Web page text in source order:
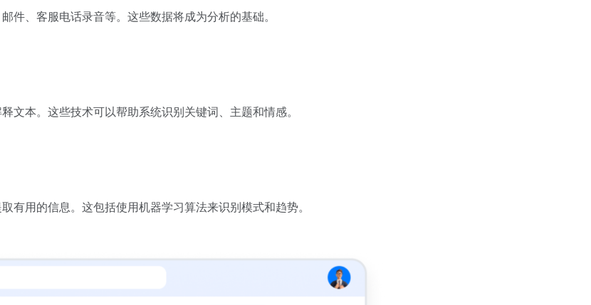
件、客服电话录音等。这些数据将成为分析的基础。
文本。这些技术可以帮助系统识别关键词、主题和情感。
有用的信息。这包括使用机器学习算法来识别模式和趋势。